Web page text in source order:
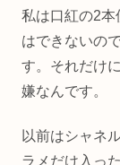
私は口紅の2本
はできないの
す。それだけ
嫌なんです。
以前はシャネ
ラメだけ入っ